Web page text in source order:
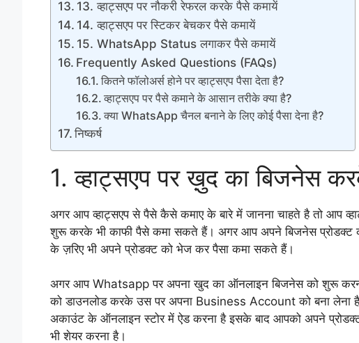
13. व्हाट्सएप पर नौकरी रेफरल करके पैसे कमायें
14. व्हाट्सएप पर स्टिकर बेचकर पैसे कमायें
15. WhatsApp Status लगाकर पैसे कमायें
Frequently Asked Questions (FAQs)
कितने फॉलोअर्स होने पर व्हाट्सएप पैसा देता है?
व्हाट्सएप पर पैसे कमाने के आसान तरीके क्या है?
क्या WhatsApp चैनल बनाने के लिए कोई पैसा देना है?
निष्कर्ष
1. व्हाट्सएप पर ख़ुद का बिजनेस
अगर आप व्हाट्सएप से पैसे कैसे कमाए के बारे में जानना चाहते है तो आप
शुरू करके भी काफी पैसे कमा सकते हैं। अगर आप अपने बिजनेस
के ज़रिए भी अपने प्रोडक्ट को भेज कर पैसा कमा सकते हैं।
अगर आप Whatsapp पर अपना खुद का ऑनलाइन बिजनेस को शुरू
को डाउनलोड करके उस पर अपना Business Account को बना लेना
अकाउंट के ऑनलाइन स्टोर में ऐड करना है इसके बाद आपको अपने
भी शेयर करना है।